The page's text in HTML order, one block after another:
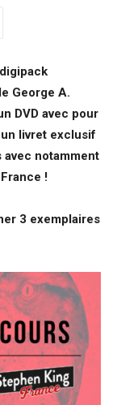
George A.
DVD avec pour
livret exclusif
notamment
!
3 exemplaires